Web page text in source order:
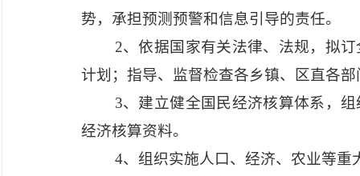
势，承担预测预警和信息引导的责任。
2、依据国家有关法律、法规，拟
计划；指导、监督检查各乡镇、区直各
3、建立健全国民经济核算体系，
经济核算资料。
4、组织实施人口、经济、农业等